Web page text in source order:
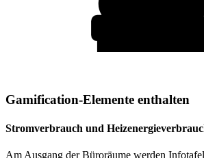
Gamification-Elemente enthalten
Stromverbrauch und
Am Ausgang der Büroräume werden